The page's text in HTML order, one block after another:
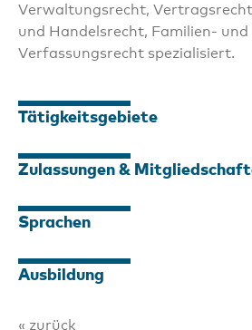
Verwaltungsrecht,
und Handelsrecht, Familien-
Verfassungsrecht spezialisiert.
Tätigkeitsgebiete
Zulassungen &
Sprachen
Ausbildung
« zurück